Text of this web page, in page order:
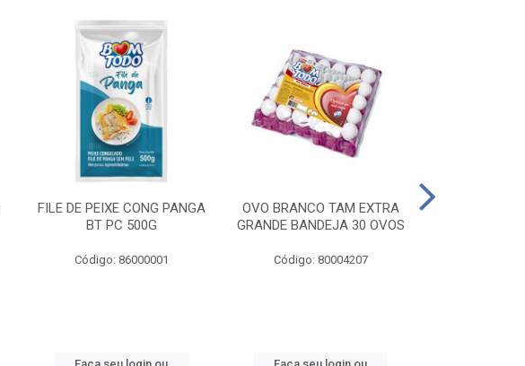
FILE DE PEIXE CONG PANGA
BT PC 500G
Código: 86000001
OVO BRANCO TAM EXTRA
GRANDE BANDEJA 30 OVOS
Código: 80004207